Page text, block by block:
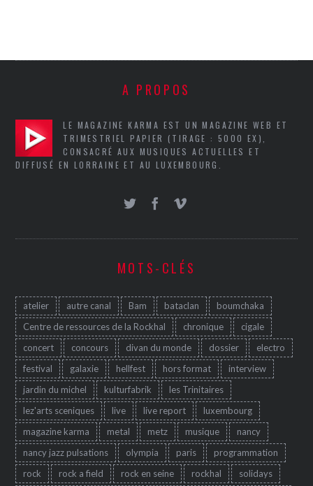
A PROPOS
LE MAGAZINE KARMA EST UN MAGAZINE WEB ET
TRIMESTRIEL PAPIER (TIRAGE : 5000 EX),
CONSACRÉ AUX MUSIQUES ACTUELLES ET
DIFFUSÉ EN LORRAINE ET AU LUXEMBOURG.
MOTS-CLÉS
atelier autre canal Bam bataclan
boumchaka
Centre de ressources de la Rockhal
chronique
cigale
concert
concours divan du monde dossier
electro
festival
galaxie hellfest hors format
interview
jardin du michel
kulturfabrik
les Trinitaires
lez'arts sceniques
live live report
luxembourg
magazine karma
metal metz musique
nancy
nancy jazz pulsations
olympia paris
programmation
rock
rock a field rock en seine rockhal
solidays